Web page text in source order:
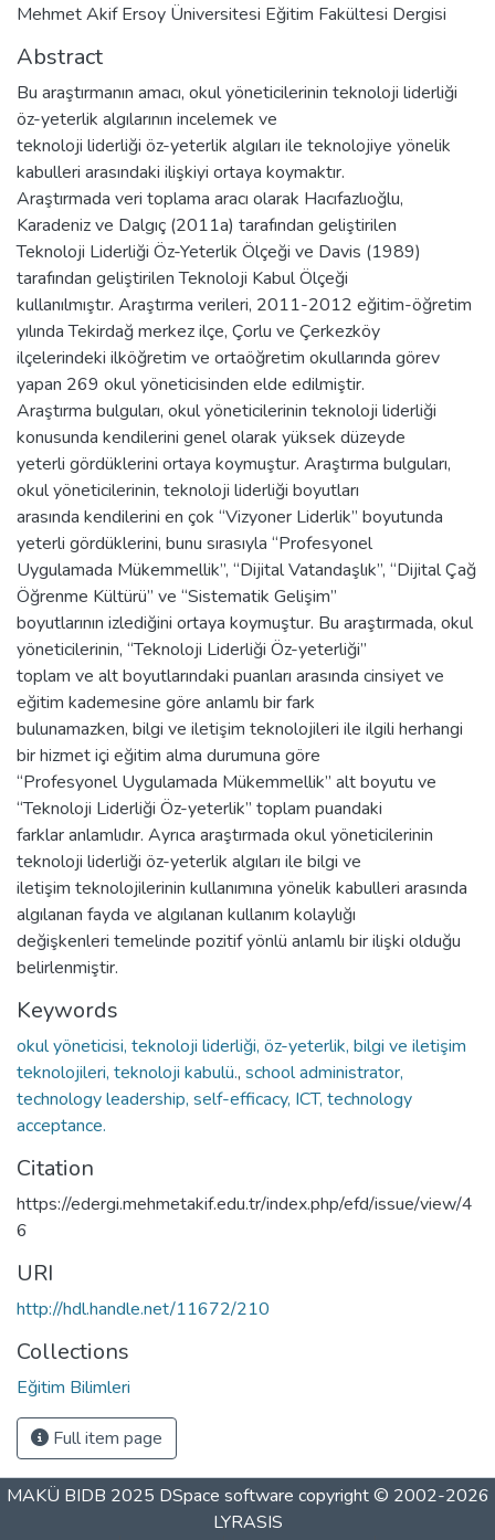
Mehmet Akif Ersoy Üniversitesi Eğitim Fakültesi Dergisi
Abstract
Bu araştırmanın amacı, okul yöneticilerinin teknoloji liderliği
öz-yeterlik algılarının incelemek ve
teknoloji liderliği öz-yeterlik algıları ile teknolojiye yönelik
kabulleri arasındaki ilişkiyi ortaya koymaktır.
Araştırmada veri toplama aracı olarak Hacıfazlıoğlu,
Karadeniz ve Dalgıç (2011a) tarafından geliştirilen
Teknoloji Liderliği Öz-Yeterlik Ölçeği ve Davis (1989)
tarafından geliştirilen Teknoloji Kabul Ölçeği
kullanılmıştır. Araştırma verileri, 2011-2012 eğitim-öğretim
yılında Tekirdağ merkez ilçe, Çorlu ve Çerkezköy
ilçelerindeki ilköğretim ve ortaöğretim okullarında görev
yapan 269 okul yöneticisinden elde edilmiştir.
Araştırma bulguları, okul yöneticilerinin teknoloji liderliği
konusunda kendilerini genel olarak yüksek düzeyde
yeterli gördüklerini ortaya koymuştur. Araştırma bulguları,
okul yöneticilerinin, teknoloji liderliği boyutları
arasında kendilerini en çok “Vizyoner Liderlik” boyutunda
yeterli gördüklerini, bunu sırasıyla “Profesyonel
Uygulamada Mükemmellik”, “Dijital Vatandaşlık”, “Dijital Çağ
Öğrenme Kültürü” ve “Sistematik Gelişim”
boyutlarının izlediğini ortaya koymuştur. Bu araştırmada, okul
yöneticilerinin, “Teknoloji Liderliği Öz-yeterliği”
toplam ve alt boyutlarındaki puanları arasında cinsiyet ve
eğitim kademesine göre anlamlı bir fark
bulunamazken, bilgi ve iletişim teknolojileri ile ilgili herhangi
bir hizmet içi eğitim alma durumuna göre
“Profesyonel Uygulamada Mükemmellik” alt boyutu ve
“Teknoloji Liderliği Öz-yeterlik” toplam puandaki
farklar anlamlıdır. Ayrıca araştırmada okul yöneticilerinin
teknoloji liderliği öz-yeterlik algıları ile bilgi ve
iletişim teknolojilerinin kullanımına yönelik kabulleri arasında
algılanan fayda ve algılanan kullanım kolaylığı
değişkenleri temelinde pozitif yönlü anlamlı bir ilişki olduğu
belirlenmiştir.
Keywords
okul yöneticisi, teknoloji liderliği, öz-yeterlik, bilgi ve iletişim
teknolojileri, teknoloji kabulü., school administrator,
technology leadership, self-efficacy, ICT, technology
acceptance.
Citation
https://edergi.mehmetakif.edu.tr/index.php/efd/issue/view/4
6
URI
http://hdl.handle.net/11672/210
Collections
Eğitim Bilimleri
Full item page
MAKÜ BIDB 2025 DSpace software copyright © 2002-2026
LYRASIS